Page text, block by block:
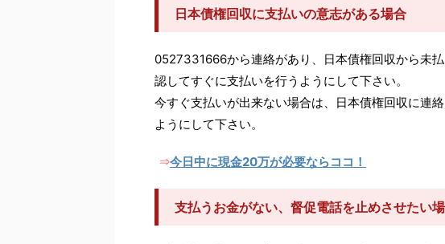
日本債権回収に支払いの意志がある場合
0527331666から連絡があり、日本債権回収から未
認してすぐに支払いを行うようにして下さい。
今すぐ支払いが出来ない場合は、日本債権回収に連
ようにして下さい。
⇒ 今日中に現金20万が必要ならココ！
支払うお金がない、督促電話を止めさせたい